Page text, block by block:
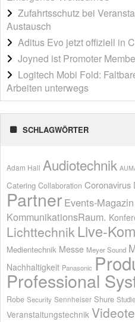
Zufahrtsschutz bei
Austausch
Aditus Evo jetzt offiziell in
Joyned ist Promoter
Logitech Mobi Fold:
Arbeiten unterwegs
SCHLAGWÖRTER
Adam Hall Audiotechnik
Catering Collaboration Coronavirus
Partner Events-Magazin
KommunikationsRaum.
Lichttechnik Live-
Medientechnik Messe Meyer Sound
Nachhaltigkeit Panasonic
Professional
Robe Security Sennheiser Shure
Veranstaltungstechnik